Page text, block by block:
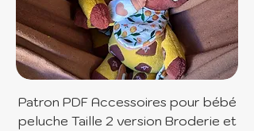
Patron PDF Accessoires pour bébé
peluche Taille 2 version Broderie et